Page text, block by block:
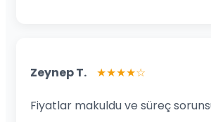
Zeynep T. ★★★★☆
Fiyatlar makuldu ve süreç